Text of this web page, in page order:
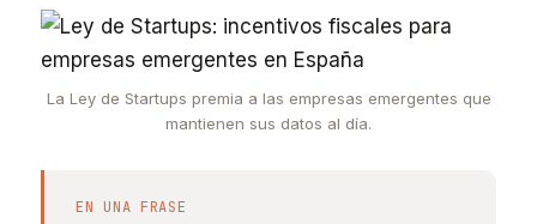
La Ley de Startups premia a las empresas emergentes que
mantienen sus datos al día.
EN UNA FRASE